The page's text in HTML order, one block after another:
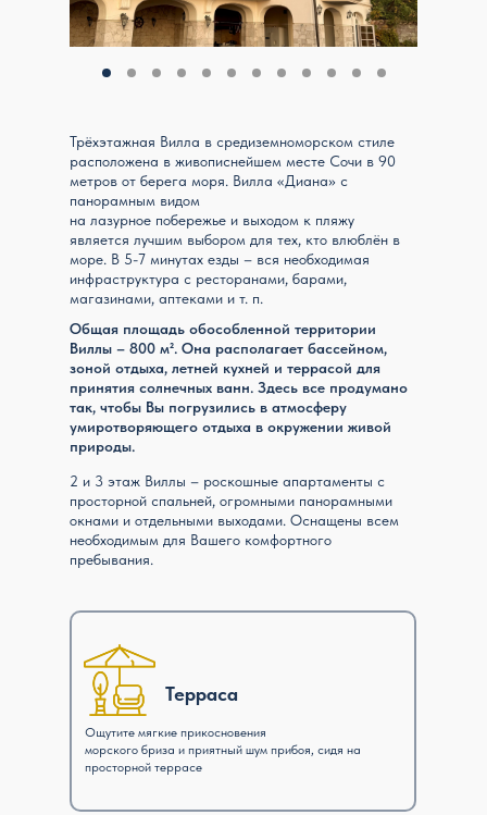
Трёхэтажная Вилла в средиземноморском стиле
расположена в живописнейшем месте Сочи в 90
метров от берега моря. Вилла «Диана» с
панорамным видом
на лазурное побережье и выходом к пляжу
является лучшим выбором для тех, кто влюблён в
море. В 5-7 минутах езды – вся необходимая
инфраструктура с ресторанами, барами,
магазинами, аптеками и т. п.
Общая площадь обособленной территории
Виллы – 800 м². Она располагает бассейном,
зоной отдыха, летней кухней и террасой для
принятия солнечных ванн. Здесь все продумано
так, чтобы Вы погрузились в атмосферу
умиротворяющего отдыха в окружении живой
природы.
2 и 3 этаж Виллы – роскошные апартаменты с
просторной спальней, огромными панорамными
окнами и отдельными выходами. Оснащены всем
необходимым для Вашего комфортного
пребывания.
Терраса
Ощутите мягкие прикосновения
морского бриза и приятный шум прибоя, сидя на
просторной террасе